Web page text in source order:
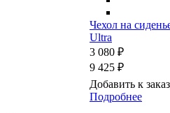
Чехол на
Ultra
3 080 ₽
9 425 ₽
Добавить к
Подробнее